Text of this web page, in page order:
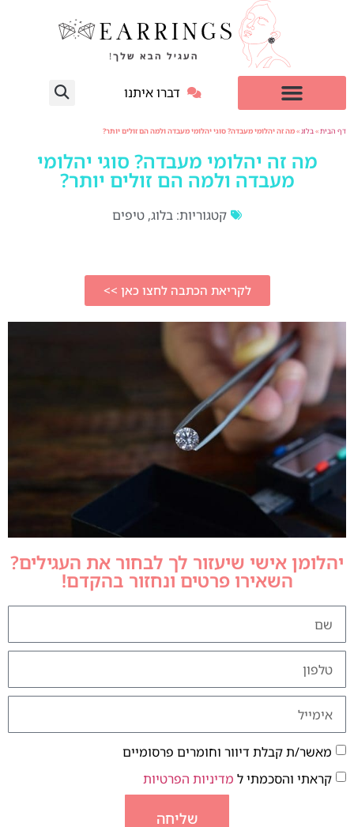
דברו איתנו
דף הבית»בלוג»מה זה יהלומי מעבדה? סוגי יהלומי מעבדה ולמה הם זולים יותר?
מה זה יהלומי מעבדה? סוגי יהלומי
מעבדה ולמה הם זולים יותר?
קטגוריות: בלוג, טיפים
לקריאת הכתבה לחצו כאן >>
יהלומן אישי שיעזור לך לבחור את העגילים?
השאירו פרטים ונחזור בהקדם!
מאשר/ת קבלת דיוור וחומרים פרסומיים
קראתי והסכמתי ל מדיניות הפרטיות
שליחה